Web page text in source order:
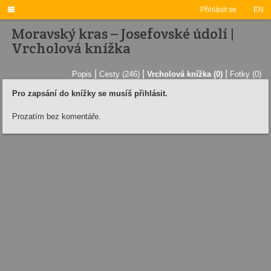
Přihlásit se EN

Moravský kras – Josefovské údolí |
Vrcholová knížka
Popis Cesty (246) Vrcholová knížka (0) Fotky (0)
Pro zapsání do knížky se musíš přihlásit.
Prozatím bez komentáře.